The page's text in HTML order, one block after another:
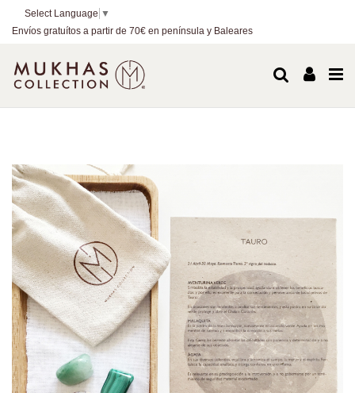
Select Language ▼
Envíos gratuítos a partir de 70€ en península y Baleares